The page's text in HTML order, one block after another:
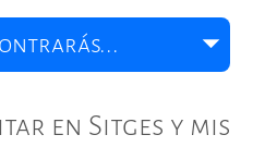
en Sitges y mis